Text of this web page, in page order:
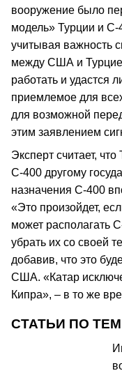
вооружение было
модель» Турции и С-
учитывая важность
между США и
работать и удастся
приемлемое для
для возможной
этим заявлением
Эксперт считает,
С-400 другому
назначения С-400
«Это произойдет,
может располагать
убрать их со своей
добавив, что это
США. «Катар
Кипра», – в то же
СТАТЬИ ПО